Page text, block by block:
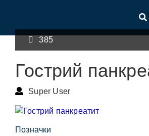
385
Гострий
Super User
Позначки